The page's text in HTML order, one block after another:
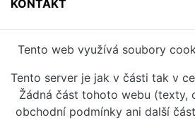
KONTAKT
Tento web využívá soubory
Tento server je jak v části tak v
Žádná část tohoto webu (texty,
obchodní podmínky ani další